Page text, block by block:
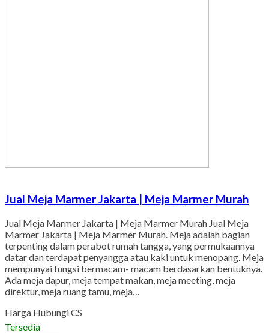
Jual Meja Marmer Jakarta | Meja Marmer Murah
Jual Meja Marmer Jakarta | Meja Marmer Murah Jual Meja
Marmer Jakarta | Meja Marmer Murah. Meja adalah bagian
terpenting dalam perabot rumah tangga, yang permukaannya
datar dan terdapat penyangga atau kaki untuk menopang. Meja
mempunyai fungsi bermacam- macam berdasarkan bentuknya.
Ada meja dapur, meja tempat makan, meja meeting, meja
direktur, meja ruang tamu, meja…
Harga Hubungi CS
Tersedia